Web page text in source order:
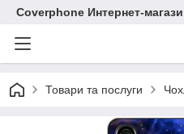
Coverphone Интернет-
Товари та послуги